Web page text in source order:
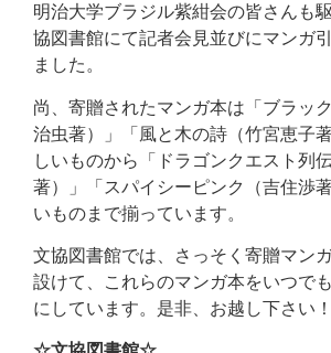
明治大学ブラジル紫紺会の皆さんも
協図書館にて記者会見並びにマンガ
ました。
尚、寄贈されたマンガ本は「ブラッ
治虫著）」「風と木の詩（竹宮恵子
しいものから「ドラゴンクエスト列
著）」「スパイシーピンク（吉住渉
いものまで揃っています。
文協図書館では、さっそく寄贈マン
設けて、これらのマンガ本をいつで
にしています。是非、お越し下さい！